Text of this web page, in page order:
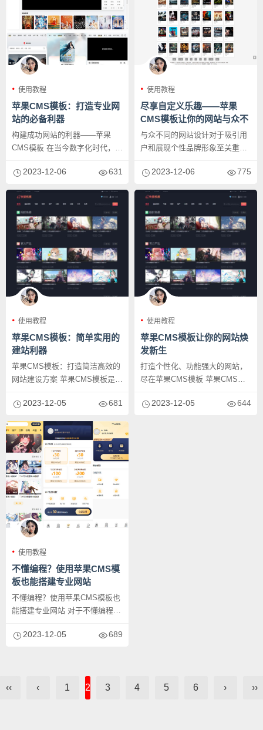
使用教程
苹果CMS模板：打造专业网
站的必备利器
构建成功网站的利器——苹果
CMS模板 在当今数字化时代，拥
为企...2023-12-06 631
使用教程
尽享自定义乐趣——苹果
CMS模板让你的网站与众不
同
与众不同的网站设计对于吸引用
户和展现个性品牌形象至关重
大的内...
2023-12-06 775
使用教程
苹果CMS模板：简单实用的
建站利器
苹果CMS模板：打造简洁高效的
网站建设方案 苹果CMS模板是一
2023-12-05 681
使用教程
苹果CMS模板让你的网站焕
发新生
打造个性化、功能强大的网站，
尽在苹果CMS模板 苹果CMS模
（...2023-12-05 644
使用教程
不懂编程？使用苹果CMS模
板也能搭建专业网站
不懂编程？使用苹果CMS模板也
能搭建专业网站 对于不懂编程的
似...2023-12-05 689
‹‹ ‹ 1 2 3 4 5 6 › ››